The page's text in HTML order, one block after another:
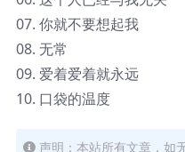
07. 你就不要想起我
08. 无常
09. 爱着爱着就永远
10. 口袋的温度
声明：本站所有文章，如